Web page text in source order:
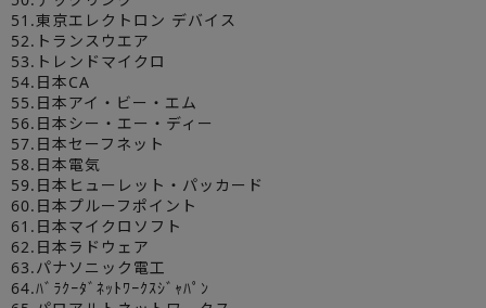
51.東京エレクトロン デバイス
52.トランスウエア
53.トレンドマイクロ
54.日本CA
55.日本アイ・ビー・エム
56.日本シー・エー・ディー
57.日本セーフネット
58.日本電気
59.日本ヒューレット・パッカード
60.日本プルーフポイント
61.日本マイクロソフト
62.日本ラドウェア
63.パナソニック電工
64.ﾊﾞﾗｸｰﾀﾞﾈｯﾄﾜｰｸｽｼﾞｬﾊﾟﾝ